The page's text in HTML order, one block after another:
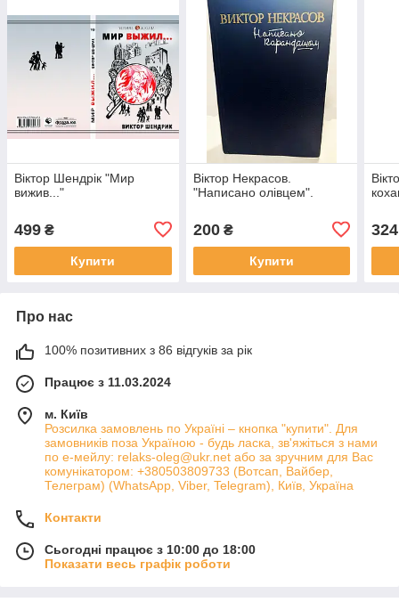
Віктор Шендрік "Мир
вижив..."
499 ₴
Купити
Віктор Некрасов.
"Написано олівцем".
200₴
Купити
324
Про нас
100% позитивних з 86 відгуків за рік
Працює з 11.03.2024
м. Київ
Розсилка замовлень по Україні – кнопка "купити". Для
замовників поза Україною - будь ласка, зв'яжіться з нами
по е-мейлу: relaks-oleg@ukr.net або за зручним для Вас
комунікатором: +380503809733 (Вотсап, Вайбер,
Телеграм) (WhatsApp, Viber, Telegram), Київ, Україна
Контакти
Сьогодні працює з 10:00 до 18:00
Показати весь графік роботи